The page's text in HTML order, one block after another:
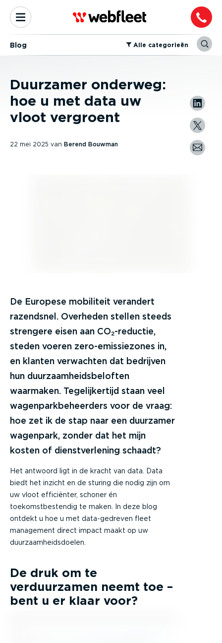
Blog ⁠Alle categorieën
Duurzamer onderweg:
hoe u met data uw
vloot vergroent
22 mei 2025 van Berend Bouwman
De Europese mobiliteit verandert
razendsnel. Overheden stellen steeds
strengere eisen aan CO₂-reductie,
steden voeren zero-emissiezones in,
en klanten verwachten dat bedrijven
hun duurzaamheidsbeloften
waarmaken. Tegelijkertijd staan veel
wagenparkbeheerders voor de vraag:
hoe zet ik de stap naar een duurzamer
wagenpark, zonder dat het mijn
kosten of dienstverlening schaadt?
Het antwoord ligt in de kracht van data. Data
biedt het inzicht en de sturing die nodig zijn om
uw vloot efficiënter, schoner én
toekomstbestendig te maken. In deze blog
ontdekt u hoe u met data-gedreven fleet
management direct impact maakt op uw
duurzaamheidsdoelen.
De druk om te
verduurzamen neemt toe –
bent u er klaar voor?